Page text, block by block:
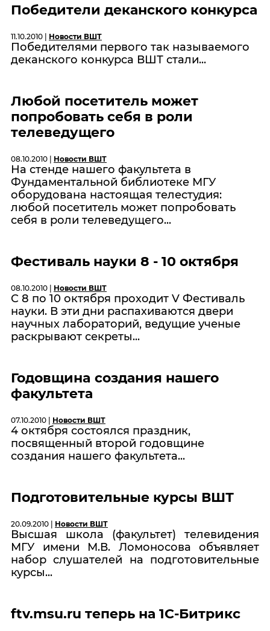
Победители деканского конкурса
11.10.2010 | Новости ВШТ
Победителями первого так называемого
деканского конкурса ВШТ стали...
Любой посетитель может
попробовать себя в роли
телеведущего
08.10.2010 | Новости ВШТ
На стенде нашего факультета в
Фундаментальной библиотеке МГУ
оборудована настоящая телестудия:
любой посетитель может попробовать
себя в роли телеведущего...
Фестиваль науки 8 - 10 октября
08.10.2010 | Новости ВШТ
C 8 по 10 октября проходит V Фестиваль
науки. В эти дни распахиваются двери
научных лабораторий, ведущие ученые
раскрывают секреты...
Годовщинa создания нашего
факультета
07.10.2010 | Новости ВШТ
4 октября состоялся праздник,
посвященный второй годовщине
создания нашего факультета...
Подготовительные курсы ВШТ
20.09.2010 | Новости ВШТ
Высшая школа (факультет) телевидения
МГУ имени М.В. Ломоносова объявляет
набор слушателей на подготовительные
курсы...
ftv.msu.ru теперь на 1С-Битрикс